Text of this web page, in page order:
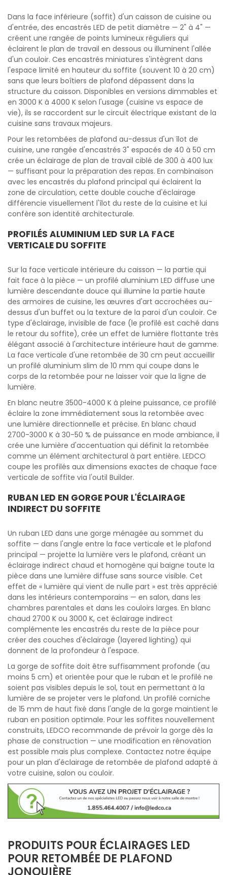
Dans la face inférieure (soffit) d'un caisson de cuisine ou
d'entrée, des encastrés LED de petit diamètre — 2" à 4" —
créent une rangée de points lumineux réguliers qui
éclairent le plan de travail en dessous ou illuminent l'allée
d'un couloir. Ces encastrés miniatures s'intègrent dans
l'espace limité en hauteur du soffite (souvent 10 à 20 cm)
sans que leurs boîtiers de plafond dépassent dans la
structure du caisson. Disponibles en versions dimmables et
en 3000 K à 4000 K selon l'usage (cuisine vs espace de
vie), ils se raccordent sur le circuit électrique existant de la
cuisine sans travaux majeurs.
Pour les retombées de plafond au-dessus d'un îlot de
cuisine, une rangée d'encastrés 3" espacés de 40 à 50 cm
crée un éclairage de plan de travail ciblé de 300 à 400 lux
— suffisant pour la préparation des repas. En combinaison
avec les encastrés du plafond principal qui éclairent la
zone de circulation, cette double couche d'éclairage
différencie visuellement l'îlot du reste de la cuisine et lui
confère son identité architecturale.
PROFILÉS ALUMINIUM LED SUR LA FACE
VERTICALE DU SOFFITE
Sur la face verticale intérieure du caisson — la partie qui
fait face à la pièce — un profilé aluminium LED diffuse une
lumière descendante douce qui illumine la partie haute
des armoires de cuisine, les œuvres d'art accrochées au-
dessus d'un buffet ou la texture de la paroi d'un couloir. Ce
type d'éclairage, invisible de face (le profilé est caché dans
le retour du soffite), crée un effet de lumière flottante très
élégant associé à l'architecture intérieure haut de gamme.
La face verticale d'une retombée de 30 cm peut accueillir
un profilé aluminium slim de 10 mm qui coupe dans le
corps de la retombée pour ne laisser voir que la ligne de
lumière.
En blanc neutre 3500-4000 K à pleine puissance, ce profilé
éclaire la zone immédiatement sous la retombée avec
une lumière directionnelle et précise. En blanc chaud
2700-3000 K à 30-50 % de puissance en mode ambiance, il
crée une lumière d'accentuation qui définit la retombée
comme un élément architectural à part entière. LEDCO
coupe les profilés aux dimensions exactes de chaque face
verticale de soffite via l'outil Builder.
RUBAN LED EN GORGE POUR L'ÉCLAIRAGE
INDIRECT DU SOFFITE
Un ruban LED dans une gorge ménagée au sommet du
soffite — dans l'angle entre la face verticale et le plafond
principal — projette la lumière vers le plafond, créant un
éclairage indirect chaud et homogène qui baigne toute la
pièce dans une lumière diffuse sans source visible. Cet
effet de « lumière qui vient de nulle part » est très apprécié
dans les intérieurs contemporains — en salon, dans les
chambres parentales et dans les couloirs larges. En blanc
chaud 2700 K ou 3000 K, cet éclairage indirect
complémente les encastrés du reste de la pièce pour
créer des couches d'éclairage (layered lighting) qui
donnent de la profondeur à l'espace.
La gorge de soffite doit être suffisamment profonde (au
moins 5 cm) et orientée pour que le ruban et le profilé ne
soient pas visibles depuis le sol, tout en permettant à la
lumière de se projeter vers le plafond. Un profilé corniche
de 15 mm de haut fixé dans l'angle de la gorge maintient le
ruban en position optimale. Pour les soffites nouvellement
construits, LEDCO recommande de prévoir la gorge dès la
phase de construction — une modification en rénovation
est possible mais plus complexe. Contactez notre équipe
pour un plan d'éclairage de retombée de plafond adapté à
votre cuisine, salon ou couloir.
PRODUITS POUR ÉCLAIRAGES LED
POUR RETOMBÉE DE PLAFOND
JONQUIÈRE